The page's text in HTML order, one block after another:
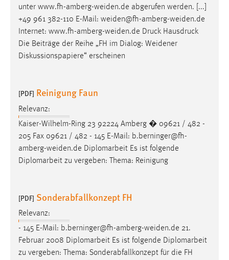
unter www.fh-amberg-weiden.de abgerufen werden. [...]
+49 961 382-110 E-Mail: weiden@fh-amberg-weiden.de
Internet: www.fh-amberg-weiden.de Druck Hausdruck
Die Beiträge der Reihe „FH im Dialog: Weidener
Diskussionspapiere“ erscheinen
[PDF] Reinigung Faun
Relevanz:
Kaiser-Wilhelm-Ring 23 92224 Amberg � 09621 / 482 -
205 Fax 09621 / 482 - 145 E-Mail: b.berninger@fh-
amberg-weiden.de Diplomarbeit Es ist folgende
Diplomarbeit zu vergeben: Thema: Reinigung
[PDF] Sonderabfallkonzept FH
Relevanz:
- 145 E-Mail: b.berninger@fh-amberg-weiden.de 21.
Februar 2008 Diplomarbeit Es ist folgende Diplomarbeit
zu vergeben: Thema: Sonderabfallkonzept für die FH